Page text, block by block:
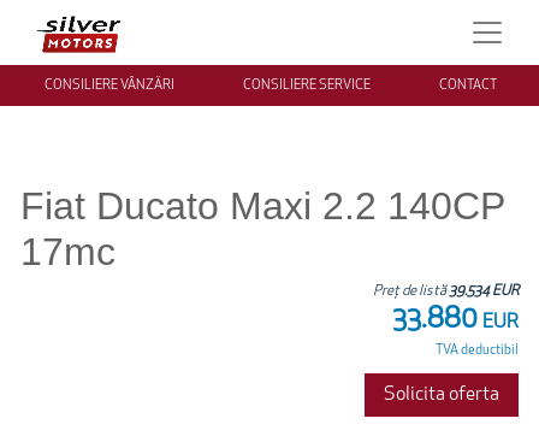
CONSILIERE VÂNZĂRI CONSILIERE SERVICE CONTACT
Fiat Ducato Maxi 2.2 140CP
17mc
Preț de listă 39.534 EUR
33.880 EUR
TVA deductibil
Solicita oferta